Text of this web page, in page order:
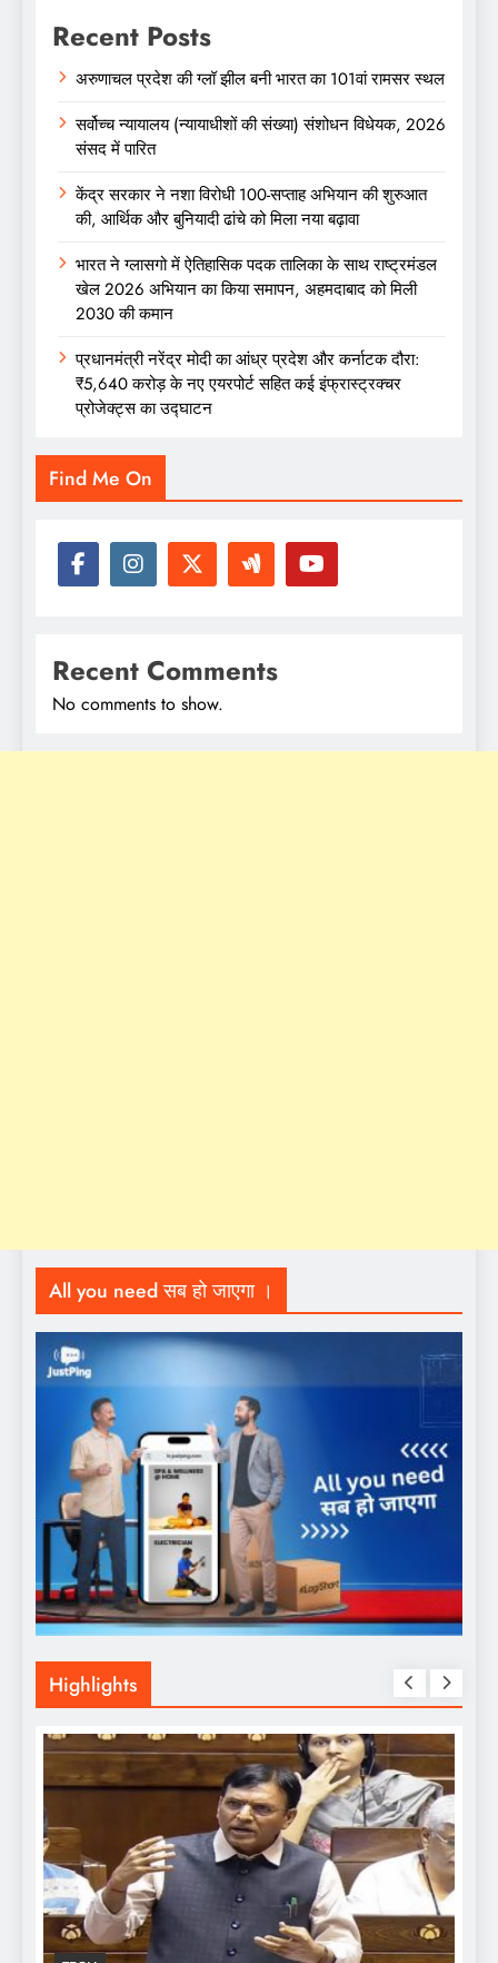
Recent Posts
अरुणाचल प्रदेश की ग्लॉ झील बनी भारत का 101वां रामसर स्थल
सर्वोच्च न्यायालय (न्यायाधीशों की संख्या) संशोधन विधेयक, 2026
संसद में पारित
केंद्र सरकार ने नशा विरोधी 100-सप्ताह अभियान की शुरुआत
की, आर्थिक और बुनियादी ढांचे को मिला नया बढ़ावा
भारत ने ग्लासगो में ऐतिहासिक पदक तालिका के साथ राष्ट्रमंडल
खेल 2026 अभियान का किया समापन, अहमदाबाद को मिली
2030 की कमान
प्रधानमंत्री नरेंद्र मोदी का आंध्र प्रदेश और कर्नाटक दौरा:
₹5,640 करोड़ के नए एयरपोर्ट सहित कई इंफ्रास्ट्रक्चर
प्रोजेक्ट्स का उद्घाटन
Find Me On
Recent Comments
No comments to show.
All you need सब हो जाएगा ।
Highlights